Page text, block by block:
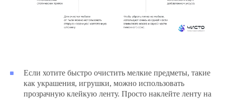
Если хотите быстро очистить мелкие предметы, такие
как украшения, игрушки, можно использовать
прозрачную клейкую ленту. Просто наклейте ленту на